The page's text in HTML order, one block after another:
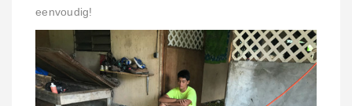
eenvoudig!